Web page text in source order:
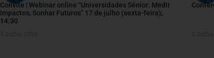
Convite | Webinar online “Universidades Sénior: Medir
Impactos, Sonhar Futuros” 17 de julho (sexta-feira);
14:30